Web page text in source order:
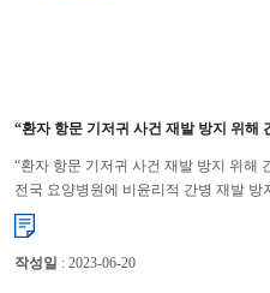
“환자 항문 기저귀 사건 재발 방지 위해
“환자 항문 기저귀 사건 재발 방지 위해
전국 요양병원에 비윤리적 간병 재발
는 최근 간병인이 요양병원 입원환자의
작성일 : 2023-06-20